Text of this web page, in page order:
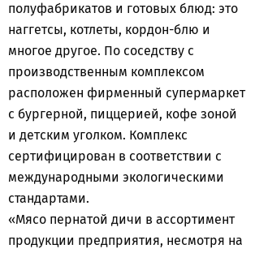
полуфабрикатов и готовых блюд: это
наггетсы, котлеты, кордон-блю и
многое другое. По соседству с
производственным комплексом
расположен фирменный супермаркет
с бургерной, пиццерией, кофе зоной
и детским уголком. Комплекс
сертифицирован в соответствии с
международными экологическими
стандартами.
«Мясо пернатой дичи в ассортимент
продукции предприятия, несмотря на